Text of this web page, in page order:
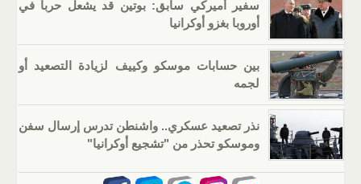
سفير أميركي سابق: بوتين قد يشعل حربا في
أوروبا بغزو أوكرانيا
بين حسابات موسكو وكييف لزيادة التصعيد أو
لجمه
نذر تصعيد عسكري.. واشنطن تدرس إرسال سفن
وموسكو تحذر من "تشجيع أوكرانيا"